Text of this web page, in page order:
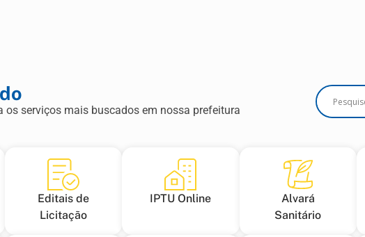
Editais de
Licitação
IPTU Online
Alvará
Sanitário
os serviços mais buscados em nossa prefeitura